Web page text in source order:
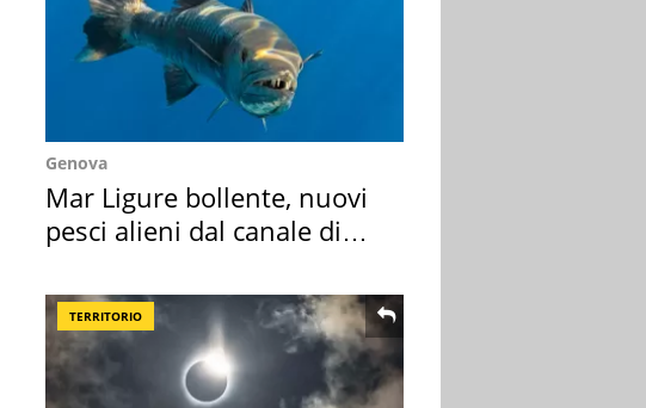
Genova
Mar Ligure bollente, nuovi
pesci alieni dal canale di
TERRITORIO